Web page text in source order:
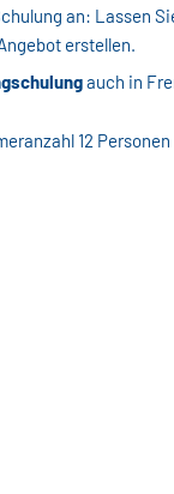
an: Lassen
erstellen.
auch in
12 Personen